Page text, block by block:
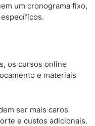
um cronograma fixo,
os cursos online
e materiais
ser mais caros
e custos adicionais.